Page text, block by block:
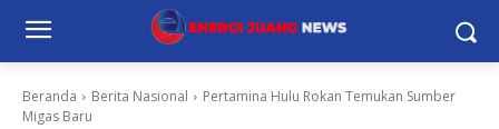
Beranda Berita Nasional
Pertamina Hulu Rokan Temukan Sumber
Migas Baru